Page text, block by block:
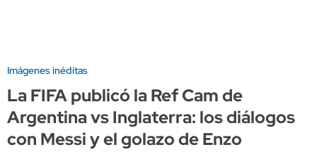
Imágenes inéditas
La FIFA publicó la Ref Cam de
Argentina vs Inglaterra: los diálogos
con Messi y el golazo de Enzo